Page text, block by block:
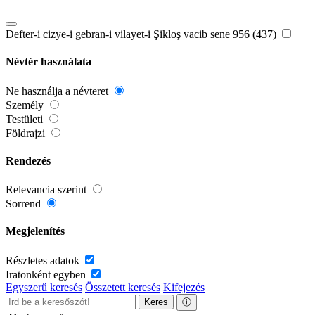
Defter-i cizye-i gebran-i vilayet-i Şikloş vacib sene 956 (437)
Névtér használata
Ne használja a névteret
Személy
Testületi
Földrajzi
Rendezés
Relevancia szerint
Sorrend
Megjelenítés
Részletes adatok
Iratonként egyben
Egyszerű keresés Összetett keresés Kifejezés
Keres ⓘ